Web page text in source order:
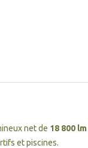
net de 18 800 lm
et piscines.